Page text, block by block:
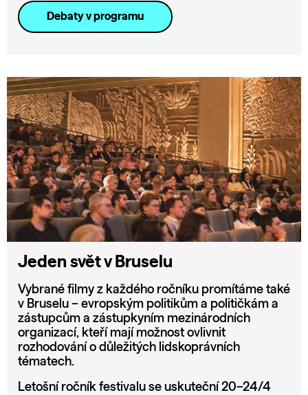
Debaty v programu
Jeden svět v Bruselu
Vybrané filmy z každého ročníku promítáme také
v Bruselu – evropským politikům a političkám a
zástupcům a zástupkyním mezinárodních
organizací, kteří mají možnost ovlivnit
rozhodování o důležitých lidskoprávních
tématech.
Letošní ročník festivalu se uskuteční 20–24/4